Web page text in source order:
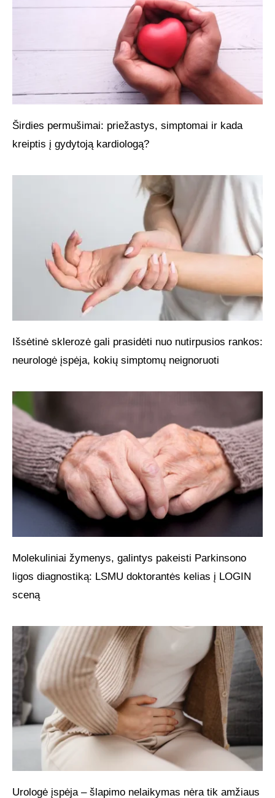
Širdies permušimai: priežastys, simptomai ir kada
kreiptis į gydytoją kardiologą?
Išsėtinė sklerozė gali prasidėti nuo nutirpusios rankos:
neurologė įspėja, kokių simptomų neignoruoti
Molekuliniai žymenys, galintys pakeisti Parkinsono
ligos diagnostiką: LSMU doktorantės kelias į LOGIN
sceną
Urologė įspėja – šlapimo nelaikymas nėra tik amžiaus